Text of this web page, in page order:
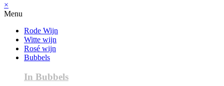
×
Menu
Rode Wijn
Witte wijn
Rosé wijn
Bubbels
In Bubbels